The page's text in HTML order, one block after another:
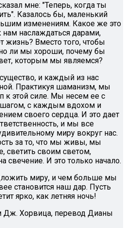
мне: "Теперь, когда ты
Казалось бы, маленький
изменениям. Какое же это
наслаждаться дарами,
жизнь? Вместо того, чтобы
ли мы хороши, почему бы
которым мы являемся?
и каждый из нас
Практикуя шаманизм, мы
к этой силе. Мы несем ее с
с каждым вдохом и
своего сердца. И это дает
и мы все
миру вокруг нас.
за то, что мы живы, мы
светить своим светом,
свечение. И это только начало.
миру, и чем больше мы
становится наш дар. Пусть
ярко, как летняя ночь!
Дж. Хорвица, перевод Дианы